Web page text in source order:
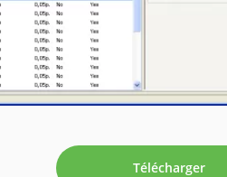
Télécharger